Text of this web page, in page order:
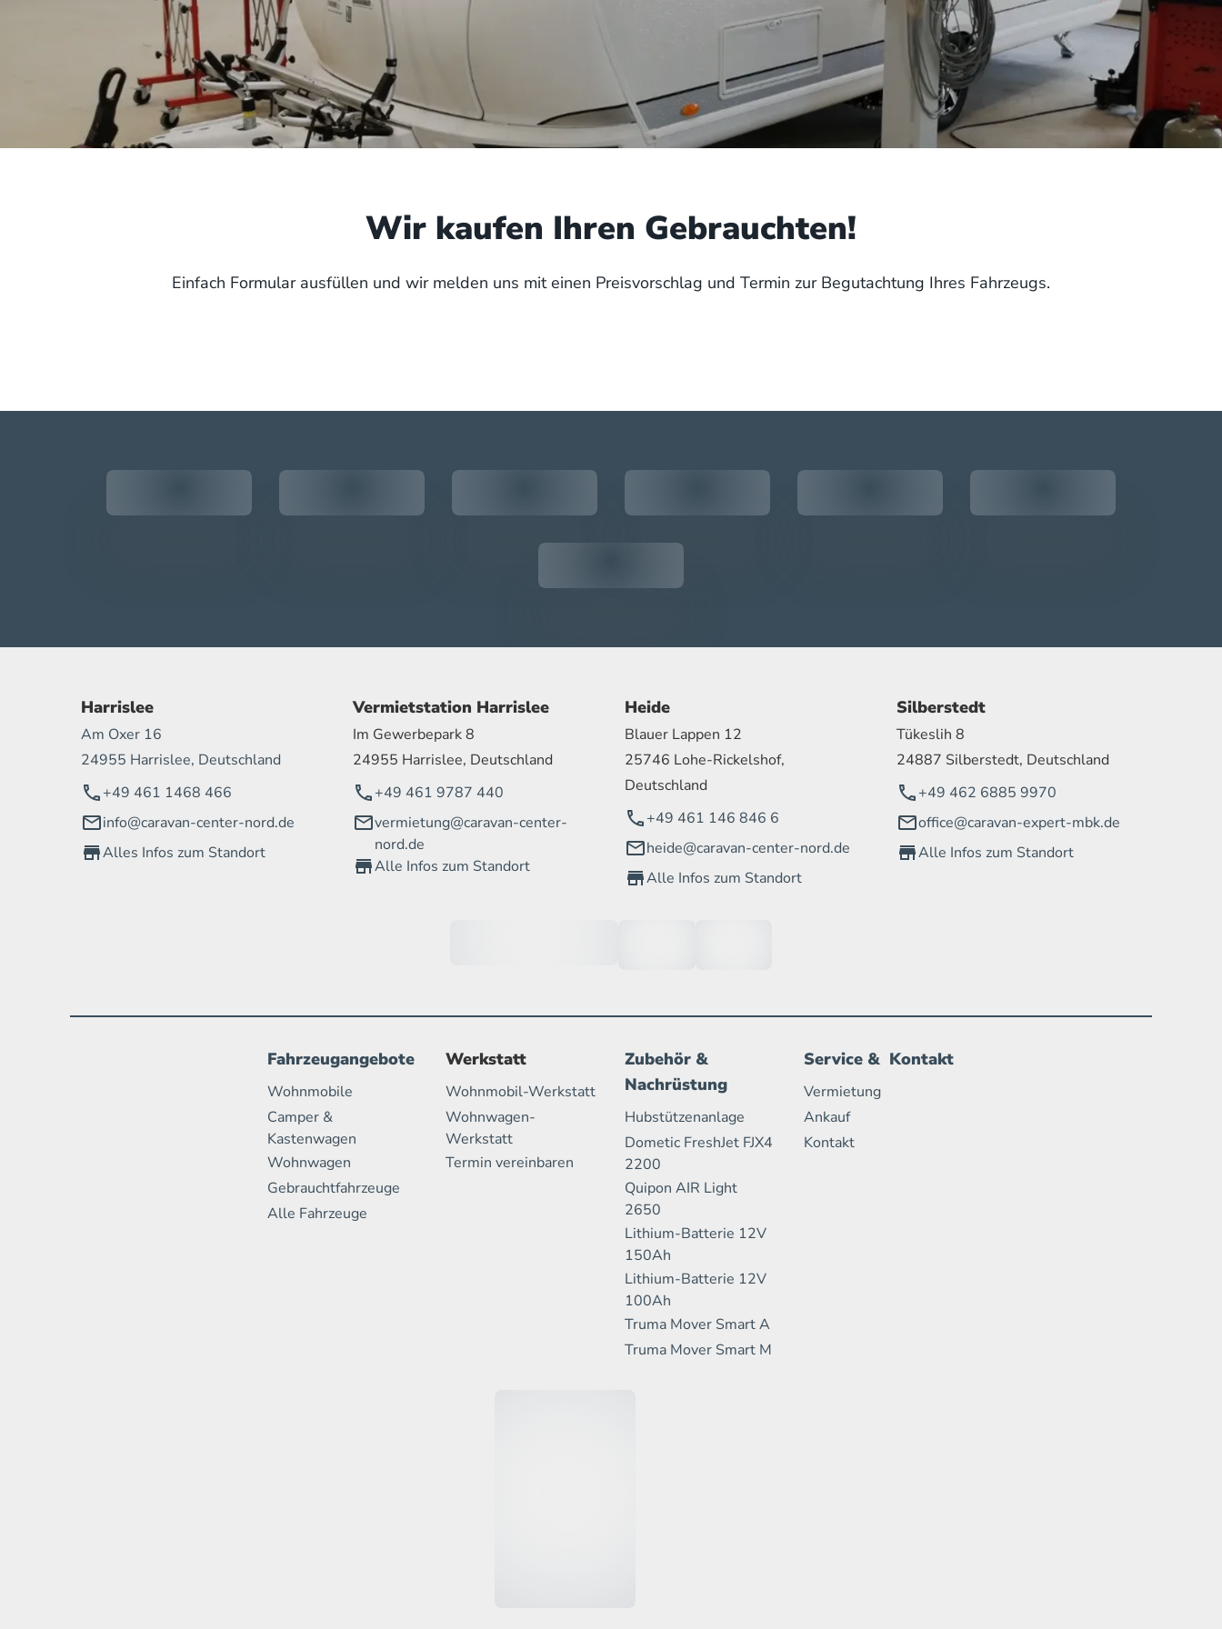
Wir kaufen Ihren Gebrauchten!
Einfach Formular ausfüllen und wir melden uns mit einen Preisvorschlag und Termin zur Begutachtung Ihres Fahrzeugs.
Harrislee
Am Oxer 16
24955 Harrislee, Deutschland
+49 461 1468 466
info@caravan-center-nord.de
Alles Infos zum Standort
Vermietstation Harrislee
Im Gewerbepark 8
24955 Harrislee, Deutschland
+49 461 9787 440
vermietung@caravan-center-
nord.de
Alle Infos zum Standort
Heide
Blauer Lappen 12
25746 Lohe-Rickelshof,
Deutschland
+49 461 146 846 6
heide@caravan-center-nord.de
Alle Infos zum Standort
Silberstedt
Tükeslih 8
24887 Silberstedt, Deutschland
+49 462 6885 9970
office@caravan-expert-mbk.de
Alle Infos zum Standort
Fahrzeugangebote
Wohnmobile
Camper &
Kastenwagen
Wohnwagen
Gebrauchtfahrzeuge
Alle Fahrzeuge
Werkstatt
Wohnmobil-Werkstatt
Wohnwagen-
Werkstatt
Termin vereinbaren
Zubehör &
Nachrüstung
Hubstützenanlage
Dometic FreshJet FJX4
2200
Quipon AIR Light
2650
Lithium-Batterie 12V
150Ah
Lithium-Batterie 12V
100Ah
Truma Mover Smart A
Truma Mover Smart M
Service & Kontakt
Vermietung
Ankauf
Kontakt